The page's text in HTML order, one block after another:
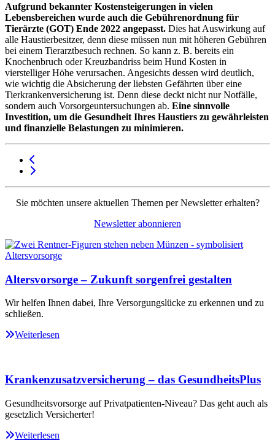
Aufgrund bekannter Kostensteigerungen in vielen
Lebensbereichen wurde auch die Gebührenordnung für
Tierärzte (GOT) Ende 2022 angepasst. Dies hat Auswirkung auf
alle Haustierbesitzer, denn diese müssen nun mit höheren Gebühren
bei einem Tierarztbesuch rechnen. So kann z. B. bereits ein
Knochenbruch oder Kreuzbandriss beim Hund Kosten in
vierstelliger Höhe verursachen. Angesichts dessen wird deutlich,
wie wichtig die Absicherung der liebsten Gefährten über eine
Tierkrankenversicherung ist. Denn diese deckt nicht nur Notfälle,
sondern auch Vorsorgeuntersuchungen ab. Eine sinnvolle
Investition, um die Gesundheit Ihres Haustiers zu gewährleisten
und finanzielle Belastungen zu minimieren.
Sie möchten unsere aktuellen Themen per Newsletter erhalten?
Newsletter abonnieren
Altersvorsorge – Zukunft sorgenfrei gestalten
Wir helfen Ihnen dabei, Ihre Versorgungslücke zu erkennen und zu
schließen.
Weiterlesen
Krankenzusatzversicherung – das GesundheitsPlus
Gesundheitsvorsorge auf Privatpatienten-Niveau? Das geht auch als
gesetzlich Versicherter!
Weiterlesen